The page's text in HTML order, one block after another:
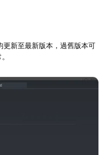
新至最新版本，過舊版本可